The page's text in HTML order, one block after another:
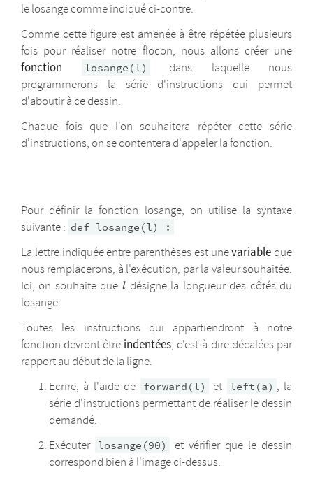
le losange comme indiqué ci-contre.
Comme cette figure est amenée à être répétée plusieurs
fois pour réaliser notre flocon, nous allons créer une
fonction losange(l)
dans laquelle nous
programmerons la série d'instructions qui permet
d'aboutir à ce dessin.
Chaque fois que l'on souhaitera répéter cette série
d'instructions, on se contentera d'appeler la fonction.
Pour définir la fonction losange, on utilise la syntaxe
suivante : def losange(l) :
La lettre indiquée entre parenthèses est unevariable que
nous remplacerons, à l'exécution, par la valeur souhaitée.
Ici, on souhaite que l
l désigne la longueur des côtés du
losange.
Toutes les instructions qui appartiendront à notre
fonction devront être indentées, c'est-à-dire décalées par
rapport au début de la ligne.
Ecrire, à l'aide de
forward(l) et left(a) , la
série d'instructions permettant de réaliser le dessin
demandé.
Exécuter losange(90)
et vérifier que le dessin
correspond bien à l'image ci-dessus.